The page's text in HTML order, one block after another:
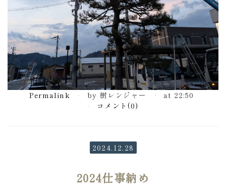
Permalink by 樹レンジャー
at 22:50
コメント(0)
2024.12.28
2024仕事納め